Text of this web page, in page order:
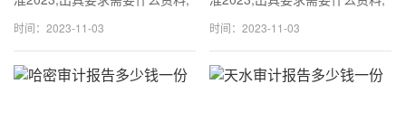
18611114677 (同v信) 一般
1500~3500元一份,专业出具审
计报告.
时间：2023-11-03
18611114677 (同v信) 一般
1500~3500元一份,专业出具审
计报告.
时间：2023-11-03